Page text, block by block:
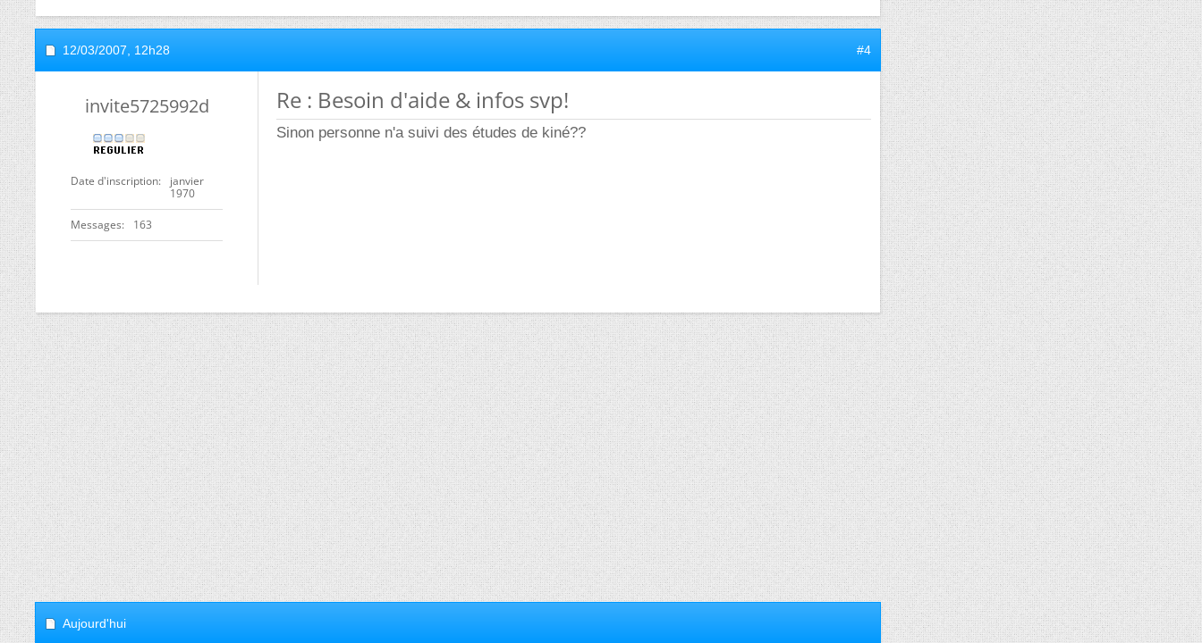
12/03/2007, 12h28 #4
invite5725992d
Date d'inscription
janvier
1970
Messages 163
Re : Besoin d'aide & infos svp!
Sinon personne n'a suivi des études de kiné??
Aujourd'hui